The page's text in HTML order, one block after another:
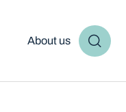
About us